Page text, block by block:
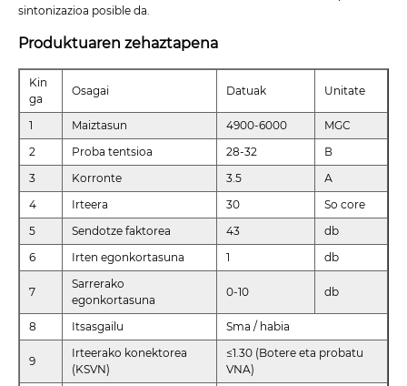
sintonizazioa posible da.
Produktuaren zehaztapena
Kin
ga
Osagai Datuak Unitate
1 Maiztasun 4900-6000
MGC
2
Proba tentsioa 28-32
В
3
Korronte 3.5
А
4
Irteera 30
So core
5
Sendotze faktorea 43
db
6
Irten egonkortasuna 1 db
7
Sarrerako
egonkortasuna
0-10 db
8 Itsasgailu Sma / habia
9
Irteerako konektorea
(KSVN)
≤1.30 (Botere eta probatu
VNA)